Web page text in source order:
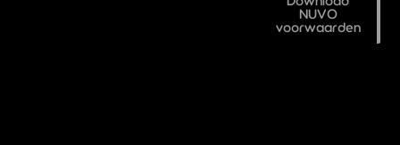
NUVO
voorwaarden